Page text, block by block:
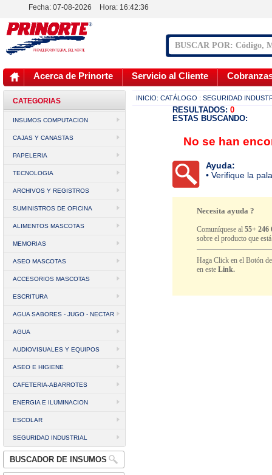
Fecha: 07-08-2026 Hora: 16:42:36
Acerca de Prinorte Servicio al Cliente
CATEGORIAS
INSUMOS COMPUTACION
CAJAS Y CANASTAS
PAPELERIA
TECNOLOGIA
ARCHIVOS Y REGISTROS
SUMINISTROS DE OFICINA
ALIMENTOS MASCOTAS
MEMORIAS
ASEO MASCOTAS
ACCESORIOS MASCOTAS
ESCRITURA
AGUA SABORES - JUGO - NECTAR
AGUA
AUDIOVISUALES Y EQUIPOS
ASEO E HIGIENE
CAFETERIA-ABARROTES
ENERGIA E ILUMINACION
ESCOLAR
SEGURIDAD INDUSTRIAL
BUSCADOR DE INSUMOS
INICIO: CATÁLOGO : SEGURIDAD
RESULTADOS: 0
ESTAS BUSCANDO:
No se han
Ayuda:
• Verifique la
Necesita ayuda ?
Comuníquese al55+ 246
sobre el producto que
Haga Click en el Botón
en esteLink.